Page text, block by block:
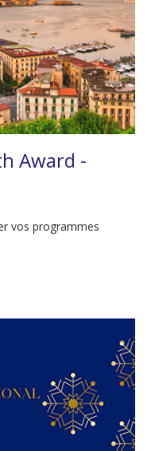
Award -
vos programmes